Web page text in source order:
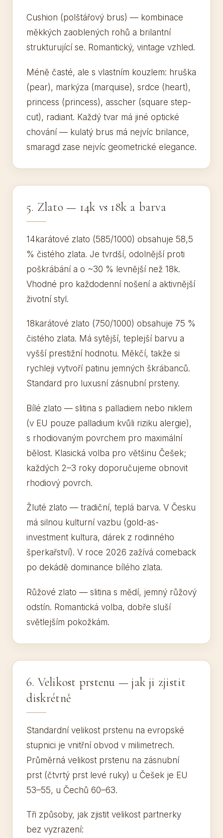
Cushion (polštářový brus) — kombinace
měkkých zaoblených rohů a brilantní
strukturující se. Romantický, vintage vzhled.
Méně časté, ale s vlastním kouzlem: hruška
(pear), markýza (marquise), srdce (heart),
princess (princess), asscher (square step-
cut), radiant. Každý tvar má jiné optické
chování — kulatý brus má nejvíc brilance,
smaragd zase nejvíc geometrické elegance.
5. Zlato — 14k vs 18k a barva
14karátové zlato (585/1000) obsahuje 58,5
% čistého zlata. Je tvrdší, odolnější proti
poškrábání a o ~30 % levnější než 18k.
Vhodné pro každodenní nošení a aktivnější
životní styl.
18karátové zlato (750/1000) obsahuje 75 %
čistého zlata. Má sytější, teplejší barvu a
vyšší prestižní hodnotu. Měkčí, takže si
rychleji vytvoří patinu jemných škrábanců.
Standard pro luxusní zásnubní prsteny.
Bílé zlato — slitina s palladiem nebo niklem
(v EU pouze palladium kvůli riziku alergie),
s rhodiovaným povrchem pro maximální
bělost. Klasická volba pro většinu Češek;
každých 2–3 roky doporučujeme obnovit
rhodiový povrch.
Žluté zlato — tradiční, teplá barva. V Česku
má silnou kulturní vazbu (gold-as-
investment kultura, dárek z rodinného
šperkařství). V roce 2026 zažívá comeback
po dekádě dominance bílého zlata.
Růžové zlato — slitina s mědí, jemný růžový
odstín. Romantická volba, dobře sluší
světlejším pokožkám.
6. Velikost prstenu — jak ji zjistit
diskrétně
Standardní velikost prstenu na evropské
stupnici je vnitřní obvod v milimetrech.
Průměrná velikost prstenu na zásnubní
prst (čtvrtý prst levé ruky) u Češek je EU
53–55, u Čechů 60–63.
Tři způsoby, jak zjistit velikost partnerky
bez vyzrazení: